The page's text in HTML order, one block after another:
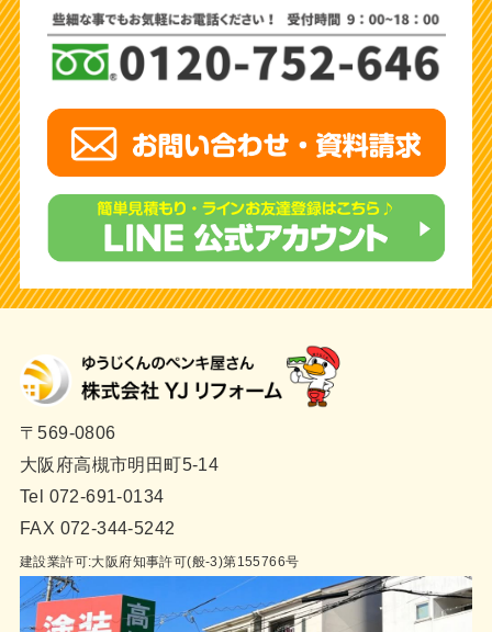
〒569-0806
大阪府高槻市明田町5-14
Tel 072-691-0134
FAX 072-344-5242
建設業許可:大阪府知事許可(般-3)第155766号